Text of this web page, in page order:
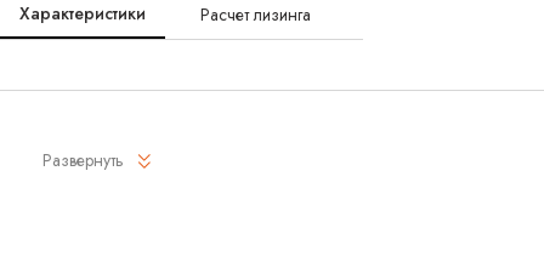
Характеристики Расчет лизинга
Развернуть